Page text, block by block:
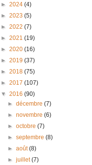
► 2024 (4)
► 2023 (5)
► 2022 (7)
► 2021 (19)
► 2020 (16)
► 2019 (37)
► 2018 (75)
► 2017 (107)
▼ 2016 (90)
►décembre(7)
►novembre(6)
►octobre(7)
►septembre(8)
►août(8)
►juillet(7)